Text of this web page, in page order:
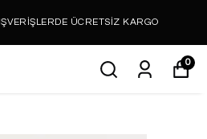
ÜCRETSİZ KARGO
0